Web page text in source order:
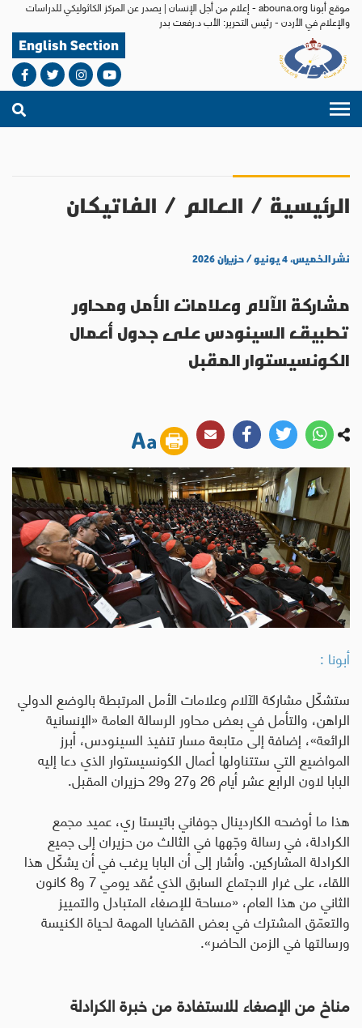
موقع أبونا abouna.org - إعلام من أجل الإنسان | يصدر عن المركز الكاثوليكي للدراسات
والإعلام في الأردن - رئيس التحرير: الأب د.رفعت بدر
English Section
الرئيسية / العالم / الفاتيكان
نشر الخميس، ٤ يونيو / حزيران ٢٠٢٦
مشاركة الآلام وعلامات الأمل ومحاور
تطبيق السينودس على جدول أعمال
الكونسيستوار المقبل
أبونا :
ستشكّل مشاركة الآلام وعلامات الأمل المرتبطة بالوضع الدولي
الراهن، والتأمل في بعض محاور الرسالة العامة «الإنسانية
الرائعة»، إضافة إلى متابعة مسار تنفيذ السينودس، أبرز
المواضيع التي ستتناولها أعمال الكونسيستوار الذي دعا إليه
البابا لاون الرابع عشر أيام 26 و27 و29 حزيران المقبل
.
هذا ما أوضحه الكاردينال جوفاني باتيستا ري، عميد مجمع
الكرادلة، في رسالة وجّهها في الثالث من حزيران إلى جميع
الكرادلة المشاركين. وأشار إلى أن البابا يرغب في أن يشكّل هذا
اللقاء، على غرار الاجتماع السابق الذي عُقد يومي 7 و8 كانون
الثاني من هذا العام، «مساحة للإصغاء المتبادل والتمييز
والتعمّق المشترك في بعض القضايا المهمة لحياة الكنيسة
ورسالتها في الزمن الحاضر».
مناخ من الإصغاء للاستفادة من خبرة الكرادلة